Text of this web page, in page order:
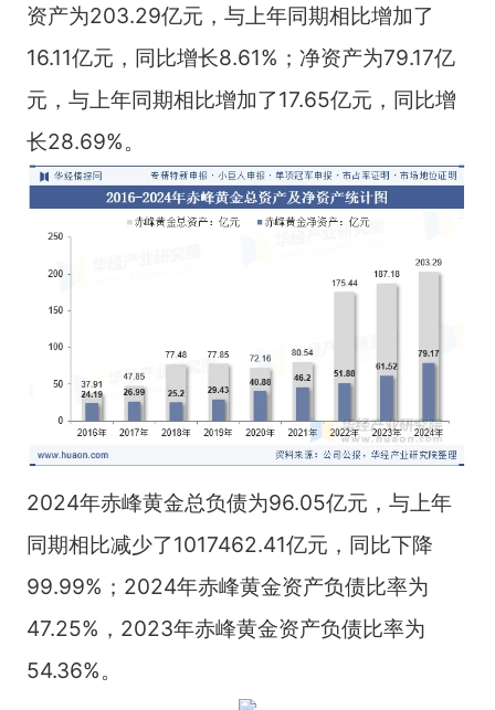
资产为203.29亿元，与上年同期相比增加了
16.11亿元，同比增长8.61%；净资产为79.17亿
元，与上年同期相比增加了17.65亿元，同比增
长28.69%。
2024年赤峰黄金总负债为96.05亿元，与上年
同期相比减少了1017462.41亿元，同比下降
99.99%；2024年赤峰黄金资产负债比率为
47.25%，2023年赤峰黄金资产负债比率为
54.36%。